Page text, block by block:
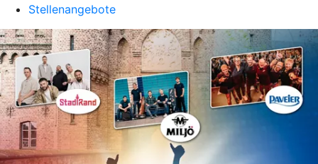
Stellenangebote